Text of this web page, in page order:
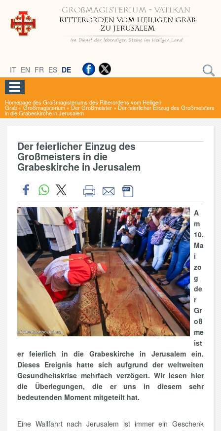
IT EN FR ES DE
Homepage des Großmagisteriums des Ritterordens vom Heiligen
Grab » Großmagisterium» Der Großmeister » Der feierlicher Einzug des Großmeisters
in die Grabeskirche in Jerusalem
Der feierlicher Einzug des
Großmeisters in die
Grabeskirche in Jerusalem
A
m
10.
Ma
i
zo
g
de
r
Gr
oß
me
ist
er feierlich in die Grabeskirche in Jerusalem ein.
Dieses Ereignis hatte sich aufgrund der weltweiten
Gesundheitskrise mehrfach verzögert. Wir lesen hier
die Überlegungen, die er uns in diesem sehr
bedeutenden Moment mitgeteilt hat.
Eine Wallfahrt nach Jerusalem ist immer ein Geschenk